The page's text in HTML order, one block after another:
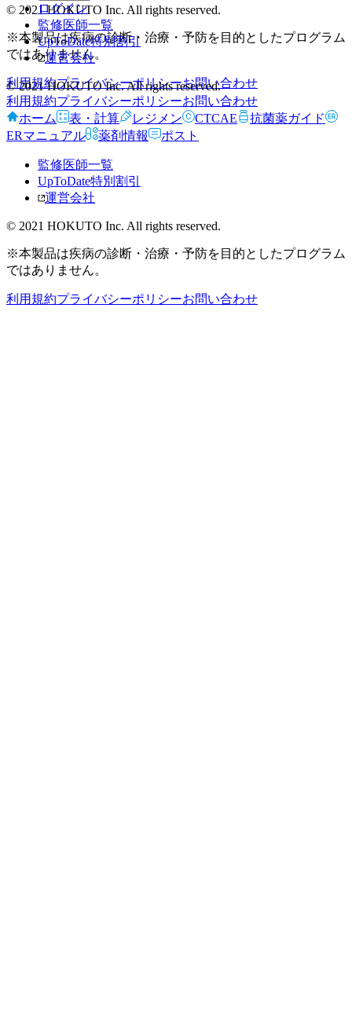
ログイン
監修医師一覧
UpToDate特別割引
運営会社
© 2021 HOKUTO Inc. All rights reserved.
利用規約プライバシーポリシーお問い合わせ
ホーム
表・計算 レジメン CTCAE
抗菌薬ガイド
ERマニュアル
薬剤情報 ポスト
監修医師一覧
UpToDate特別割引
運営会社
© 2021 HOKUTO Inc. All rights reserved.
※本製品は疾病の診断・治療・予防を目的としたプログラム
ではありません。
利用規約プライバシーポリシーお問い合わせ
© 2021 HOKUTO Inc. All rights reserved.
※本製品は疾病の診断・治療・予防を目的としたプログラム
ではありません。
利用規約プライバシーポリシーお問い合わせ